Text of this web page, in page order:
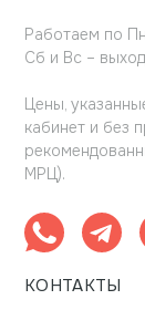
Работаем по
Сб и Вс –
Цены,
кабинет и без
МРЦ).
КОНТАКТЫ